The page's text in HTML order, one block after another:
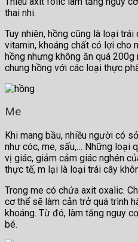
thai nhi.
Tuy nhiên, hồng cũng là loại
vitamin, khoáng chất có lợi cho
hồng nhưng không ăn quá 200g
chung hồng với các loại thực
Me
Khi mang bầu, nhiều người có
như cóc, me, sấu,… Những loại
vị giác, giảm cảm giác nghén
thực tế, m lại là loại trái cây
Trong me có chứa axit oxalic.
cơ thể sẽ làm cản trở quá trình
khoáng. Từ đó, làm tăng nguy
bé.